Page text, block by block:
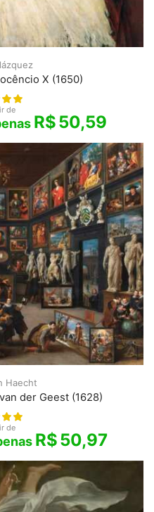
X (1650)
de
R$50,59
Haecht
der Geest (1628)
de
R$50,97